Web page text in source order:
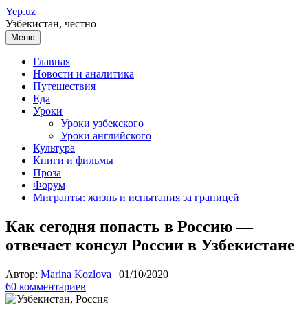
Перейти
к
содержимому
Yep.uz
Узбекистан, честно
Меню
Главная
Новости и аналитика
Путешествия
Еда
Уроки
Уроки узбекского
Уроки английского
Культура
Книги и фильмы
Проза
Форум
Мигранты: жизнь и испытания за границей
Как сегодня попасть в Россию —
отвечает консул России в Узбекистане
Автор: Marina Kozlova | 01/10/2020
60 комментариев